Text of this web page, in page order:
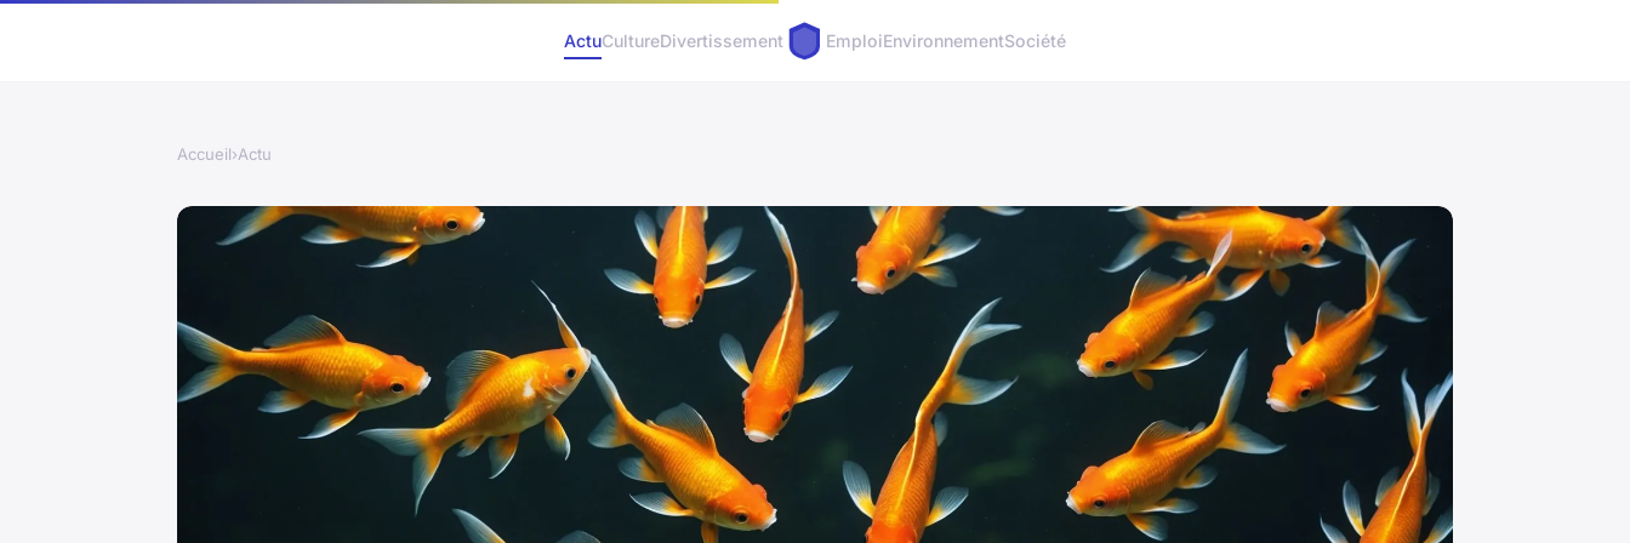
ActuCultureDivertissement EmploiEnvironnementSociété
Accueil›Actu